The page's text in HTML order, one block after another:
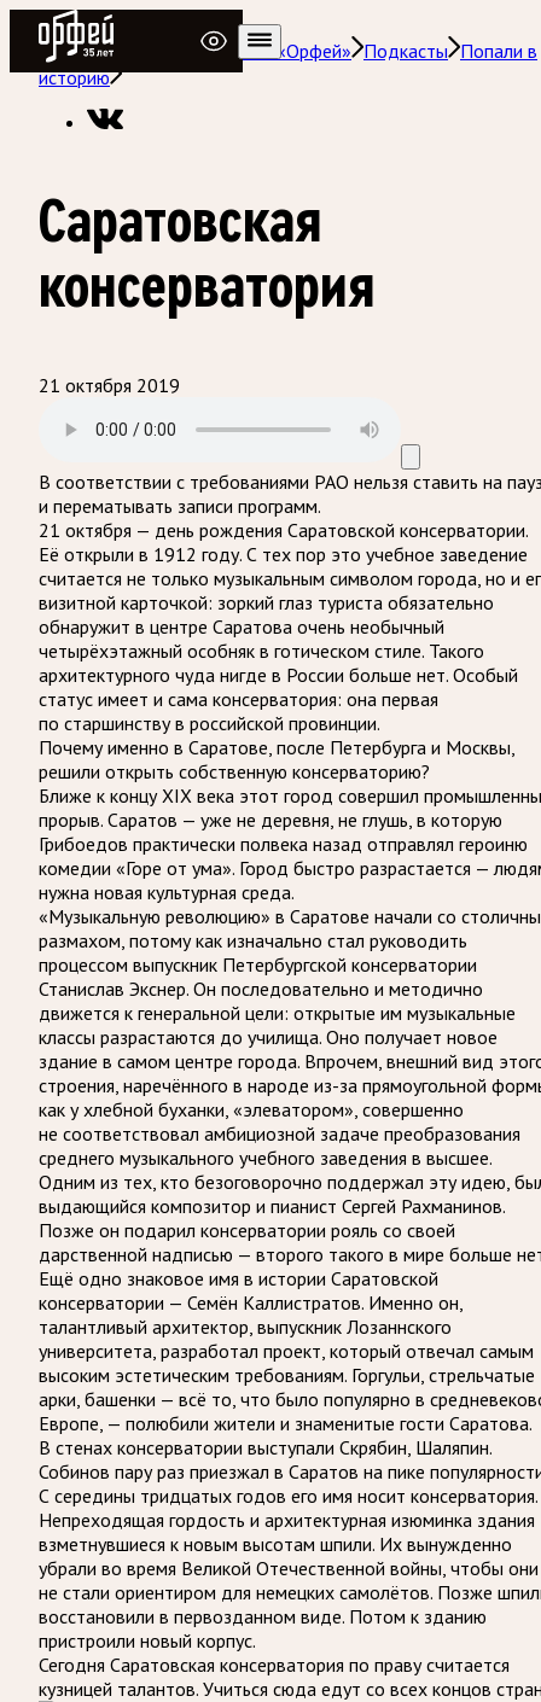
Радио Орфей
Радио классической музыки «Орфей» Подкасты Попали в
историю
Саратовская
консерватория
21 октября 2019
В соответствии с требованиями РАО нельзя ставить на
и перематывать записи программ.
21 октября — день рождения Саратовской консерватории.
Её открыли в 1912 году. С тех пор это учебное заведение
считается не только музыкальным символом города, но и
визитной карточкой: зоркий глаз туриста обязательно
обнаружит в центре Саратова очень необычный
четырёхэтажный особняк в готическом стиле. Такого
архитектурного чуда нигде в России больше нет. Особый
статус имеет и сама консерватория: она первая
по старшинству в российской провинции.
Почему именно в Саратове, после Петербурга и Москвы,
решили открыть собственную консерваторию?
Ближе к концу XIX века этот город совершил
прорыв. Саратов — уже не деревня, не глушь, в которую
Грибоедов практически полвека назад отправлял героиню
комедии «Горе от ума». Город быстро разрастается —
нужна новая культурная среда.
«Музыкальную революцию» в Саратове начали со
размахом, потому как изначально стал руководить
процессом выпускник Петербургской консерватории
Станислав Экснер. Он последовательно и методично
движется к генеральной цели: открытые им музыкальные
классы разрастаются до училища. Оно получает новое
здание в самом центре города. Впрочем, внешний вид
строения, наречённого в народе из-за прямоугольной
как у хлебной буханки, «элеватором», совершенно
не соответствовал амбициозной задаче преобразования
среднего музыкального учебного заведения в высшее.
Одним из тех, кто безоговорочно поддержал эту идею,
выдающийся композитор и пианист Сергей Рахманинов.
Позже он подарил консерватории рояль со своей
дарственной надписью — второго такого в мире больше
Ещё одно знаковое имя в истории Саратовской
консерватории — Семён Каллистратов. Именно он,
талантливый архитектор, выпускник Лозаннского
университета, разработал проект, который отвечал самым
высоким эстетическим требованиям. Горгульи, стрельчатые
арки, башенки — всё то, что было популярно в
Европе, — полюбили жители и знаменитые гости Саратова.
В стенах консерватории выступали Скрябин, Шаляпин.
Собинов пару раз приезжал в Саратов на пике
С середины тридцатых годов его имя носит консерватория.
Непреходящая гордость и архитектурная изюминка
взметнувшиеся к новым высотам шпили. Их вынужденно
убрали во время Великой Отечественной войны, чтобы они
не стали ориентиром для немецких самолётов. Позже
восстановили в первозданном виде. Потом к зданию
пристроили новый корпус.
Сегодня Саратовская консерватория по праву считается
кузницей талантов. Учиться сюда едут со всех концов